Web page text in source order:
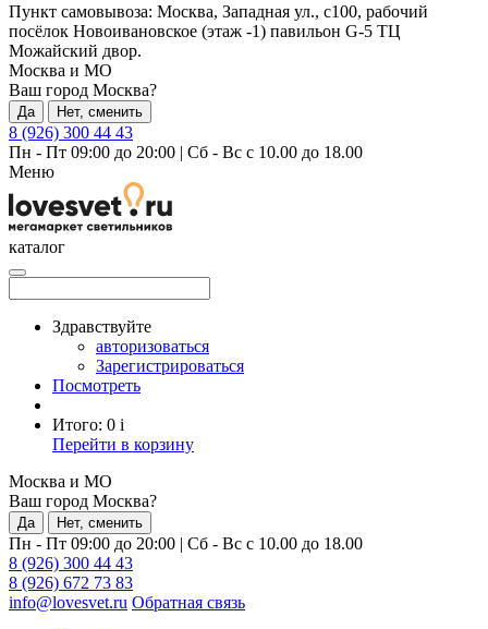
Пункт самовывоза: Москва, Западная ул., с100, рабочий
посёлок Новоивановское (этаж -1) павильон G-5 ТЦ
Можайский двор.
Москва и МО
Ваш город Москва?
Да Нет, сменить
8 (926) 300 44 43
Пн - Пт 09:00 до 20:00 | Сб - Вс с 10.00 до 18.00
Меню
каталог
Здравствуйте
авторизоваться
Зарегистрироваться
Посмотреть
Итого: 0 i
Перейти в корзину
Москва и МО
Ваш город Москва?
Да Нет, сменить
Пн - Пт 09:00 до 20:00 | Сб - Вс с 10.00 до 18.00
8 (926) 300 44 43
8 (926) 672 73 83
info@lovesvet.ru Обратная связь